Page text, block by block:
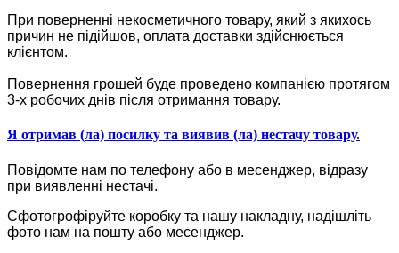
При поверненні некосметичного товару, який з якихось
причин не підійшов, оплата доставки здійснюється
клієнтом.
Повернення грошей буде проведено компанією протягом
3-х робочих днів після отримання товару.
Я отримав (ла) посилку та виявив (ла) нестачу товару.
Повідомте нам по телефону або в месенджер, відразу
при виявленні нестачі.
Сфотогрофіруйте коробку та нашу накладну, надішліть
фото нам на пошту або месенджер.